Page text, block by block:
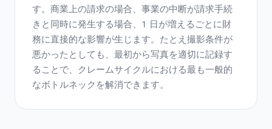
す。商業上の請求の場合、事業の中断が請求手続
きと同時に発生する場合、1 日が増えるごとに財
務に直接的な影響が生じます。たとえ撮影条件が
悪かったとしても、最初から写真を適切に記録す
ることで、クレームサイクルにおける最も一般的
なボトルネックを解消できます。